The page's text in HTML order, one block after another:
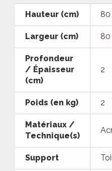
Hauteur (cm) 80
Largeur (cm) 80
Profondeur
/ Épaisseur
(cm)
2
Poids (en kg) 2
Matériaux /
Technique(s)
Support